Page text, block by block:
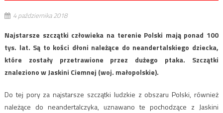
4 października 2018
Najstarsze szczątki człowieka na terenie Polski mają ponad 100
tys. lat. Są to kości dłoni należące do neandertalskiego dziecka,
które zostały przetrawione przez dużego ptaka. Szczątki
znaleziono w Jaskini Ciemnej (woj. małopolskie).
Do tej pory za najstarsze szczątki ludzkie z obszaru Polski, również
należące do neandertalczyka, uznawano te pochodzące z Jaskini